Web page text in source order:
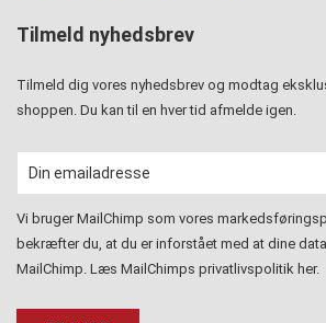
Tilmeld nyhedsbrev
Tilmeld dig vores nyhedsbrev og modtag
shoppen. Du kan til en hver tid afmelde igen.
Vi bruger MailChimp som vores
bekræfter du, at du er inforstået med at dine
MailChimp. Læs MailChimps privatlivspolitik her.